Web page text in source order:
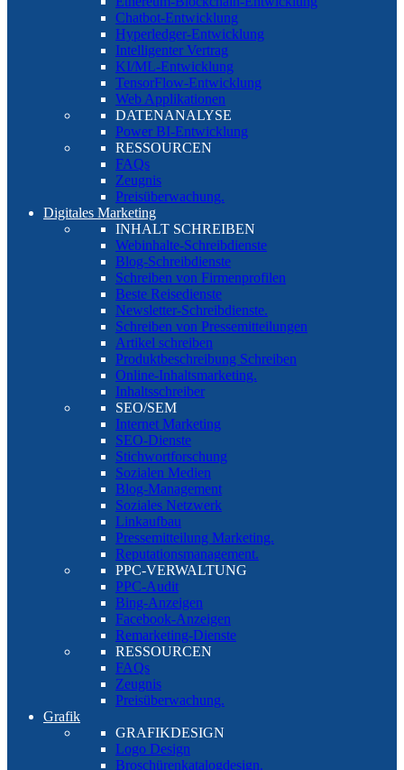
Chatbot-Entwicklung
Hyperledger-Entwicklung
Intelligenter Vertrag
KI/ML-Entwicklung
TensorFlow-Entwicklung
Web Applikationen
DATENANALYSE
Power BI-Entwicklung
RESSOURCEN
FAQs
Zeugnis
Preisüberwachung.
Digitales Marketing
INHALT SCHREIBEN
Webinhalte-Schreibdienste
Blog-Schreibdienste
Schreiben von Firmenprofilen
Beste Reisedienste
Newsletter-Schreibdienste.
Schreiben von Pressemitteilungen
Artikel schreiben
Produktbeschreibung Schreiben
Online-Inhaltsmarketing.
Inhaltsschreiber
SEO/SEM
Internet Marketing
SEO-Dienste
Stichwortforschung
Sozialen Medien
Blog-Management
Soziales Netzwerk
Linkaufbau
Pressemitteilung Marketing.
Reputationsmanagement.
PPC-VERWALTUNG
PPC-Audit
Bing-Anzeigen
Facebook-Anzeigen
Remarketing-Dienste
RESSOURCEN
FAQs
Zeugnis
Preisüberwachung.
Grafik
GRAFIKDESIGN
Logo Design
Broschürenkatalogdesign.